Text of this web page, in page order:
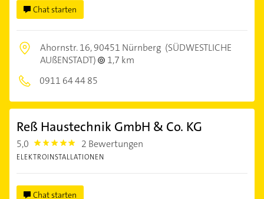
Chat starten
Ahornstr. 16,90451 Nürnberg (SÜDWESTLICHE
AUßENSTADT)
1,7 km
0911 64 44 85
Reß Haustechnik GmbH & Co. KG
5,0 5.0 2 Bewertungen
ELEKTROINSTALLATIONEN
Chat starten